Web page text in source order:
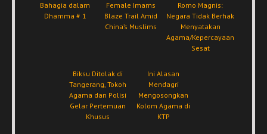
Bahagia dalam
Dhamma # 1
Female Imams
Blaze Trail Amid
China’s Muslims
Romo Magnis:
Negara Tidak Berhak
Menyatakan
Agama/Kepercayaan
Sesat
Biksu Ditolak di
Tangerang, Tokoh
Agama dan Polisi
Gelar Pertemuan
Khusus
Ini Alasan
Mendagri
Mengosongkan
Kolom Agama di
KTP